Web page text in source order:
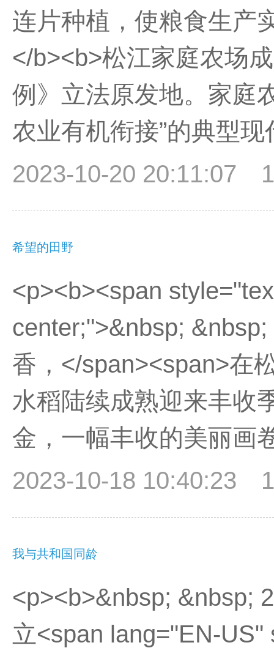
连片种植，使粮食生产
</b><b>松江家庭农场
例》立法原发地。家庭
农业有机衔接”的典型
2023-10-20 20:11:07
希望的田野
<p><b><span
center;">&nbsp;
香，</span><span>在
水稻陆续成熟迎来丰收
金，一幅丰收的美丽画
2023-10-18 10:40:23
我与共和国同龄
<p><b>&nbsp; &nbsp;
立<span lang="EN-US"